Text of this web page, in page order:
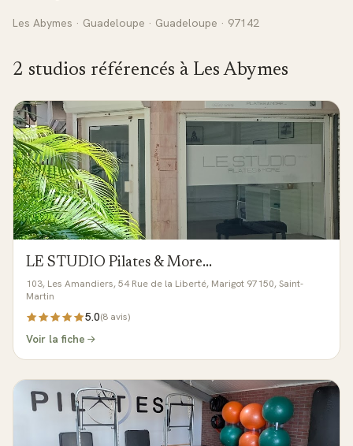
Les Abymes · Guadeloupe · Guadeloupe · 97142
2 studios référencés à Les Abymes
LE STUDIO Pilates & More...
103, Les Amandiers, 54 Rue de la Liberté, Marigot 97150, Saint-
Martin
5.0(8 avis)
Voir la fiche